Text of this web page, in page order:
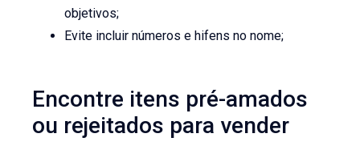
objetivos;
Evite incluir números e hifens no nome;
Encontre itens pré-amados
ou rejeitados para vender